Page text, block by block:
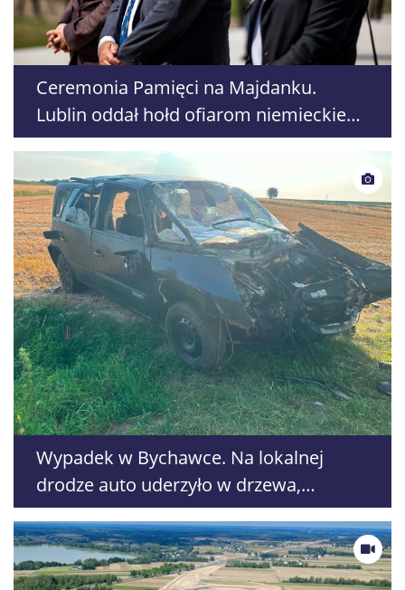
Ceremonia Pamięci na Majdanku.
Lublin oddał hołd ofiarom niemieckiego
nazistowskiego obozu
Wypadek w Bychawce. Na lokalnej
drodze auto uderzyło w drzewa,
kierowca się oddalił